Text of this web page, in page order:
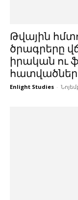
Թվային
ծրագրերը
իրական ու
Enlight Studies -